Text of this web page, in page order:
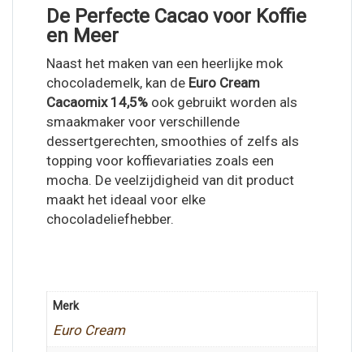
De Perfecte Cacao voor Koffie
en Meer
Naast het maken van een heerlijke mok
chocolademelk, kan de Euro Cream
Cacaomix 14,5% ook gebruikt worden als
smaakmaker voor verschillende
dessertgerechten, smoothies of zelfs als
topping voor koffievariaties zoals een
mocha. De veelzijdigheid van dit product
maakt het ideaal voor elke
chocoladeliefhebber.
Merk
Euro Cream